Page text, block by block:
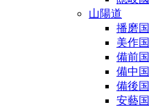
山陽道
播磨国
美作国
備前国
備中国
備後国
安藝国